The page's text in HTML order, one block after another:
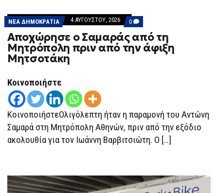
ΝΕΑ ΔΗΜΟΚΡΑΤΙΑ 4 ΑΥΓΟΎΣΤΟΥ, 2026 0 COMMENTS
ON
ΑΠΟΧΏΡΗΣΕ
Ο
ΣΑΜΑΡΆΣ
Αποχώρησε ο Σαμαράς από τη
Μητρόπολη πριν από την άφιξη
Μητσοτάκη
Κοινοποιήστε
ΚοινοποιήστεΟλιγόλεπτη ήταν η παραμονή του Αντώνη
Σαμαρά στη Μητρόπολη Αθηνών, πριν από την εξόδιο
ακολουθία για τον Ιωάννη Βαρβιτσιώτη. Ο […]